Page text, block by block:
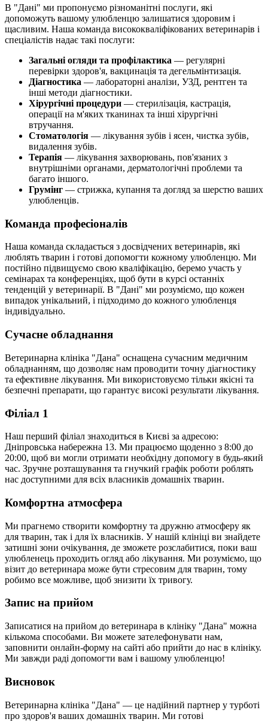
В "Дані" ми пропонуємо різноманітні послуги, які
допоможуть вашому улюбленцю залишатися здоровим і
щасливим. Наша команда висококваліфікованих ветеринарів і
спеціалістів надає такі послуги:
Загальні огляди та профілактика — регулярні
перевірки здоров'я, вакцинація та дегельмінтизація.
Діагностика — лабораторні аналізи, УЗД, рентген та
інші методи діагностики.
Хірургічні процедури — стерилізація, кастрація,
операції на м'яких тканинах та інші хірургічні
втручання.
Стоматологія — лікування зубів і ясен, чистка зубів,
видалення зубів.
Терапія — лікування захворювань, пов'язаних з
внутрішніми органами, дерматологічні проблеми та
багато іншого.
Грумінг — стрижка, купання та догляд за шерстю ваших
улюбленців.
Команда професіоналів
Наша команда складається з досвідчених ветеринарів, які
люблять тварин і готові допомогти кожному улюбленцю. Ми
постійно підвищуємо свою кваліфікацію, беремо участь у
семінарах та конференціях, щоб бути в курсі останніх
тенденцій у ветеринарії. В "Дані" ми розуміємо, що кожен
випадок унікальний, і підходимо до кожного улюбленця
індивідуально.
Сучасне обладнання
Ветеринарна клініка "Дана" оснащена сучасним медичним
обладнанням, що дозволяє нам проводити точну діагностику
та ефективне лікування. Ми використовуємо тільки якісні та
безпечні препарати, що гарантує високі результати лікування.
Філіал 1
Наш перший філіал знаходиться в Києві за адресою:
Дніпровська набережна 13. Ми працюємо щоденно з 8:00 до
20:00, щоб ви могли отримати необхідну допомогу в будь-який
час. Зручне розташування та гнучкий графік роботи роблять
нас доступними для всіх власників домашніх тварин.
Комфортна атмосфера
Ми прагнемо створити комфортну та дружню атмосферу як
для тварин, так і для їх власників. У нашій клініці ви знайдете
затишні зони очікування, де зможете розслабитися, поки ваш
улюбленець проходить огляд або лікування. Ми розуміємо, що
візит до ветеринара може бути стресовим для тварин, тому
робимо все можливе, щоб знизити їх тривогу.
Запис на прийом
Записатися на прийом до ветеринара в клініку "Дана" можна
кількома способами. Ви можете зателефонувати нам,
заповнити онлайн-форму на сайті або прийти до нас в клініку.
Ми завжди раді допомогти вам і вашому улюбленцю!
Висновок
Ветеринарна клініка "Дана" — це надійний партнер у турботі
про здоров'я ваших домашніх тварин. Ми готові